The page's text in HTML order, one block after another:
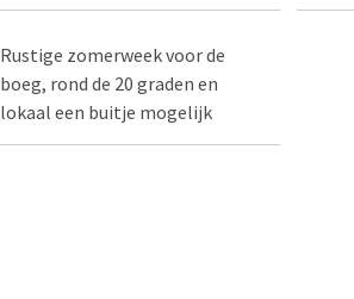
Rustige zomerweek voor de
boeg, rond de 20 graden en
lokaal een buitje mogelijk